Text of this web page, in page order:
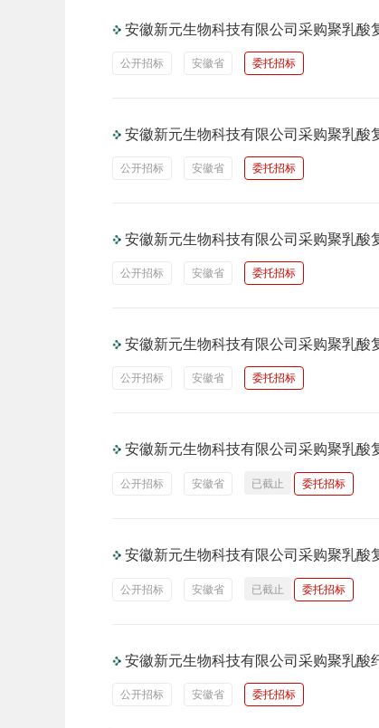
安徽新元生物科技有限公司采购聚乳
公开招标 安徽省 委托招标
安徽新元生物科技有限公司采购聚乳
公开招标 安徽省 委托招标
安徽新元生物科技有限公司采购聚乳
公开招标 安徽省 委托招标
安徽新元生物科技有限公司采购聚乳
公开招标 安徽省 委托招标
安徽新元生物科技有限公司采购聚乳
公开招标 安徽省 已截止 委托招标
安徽新元生物科技有限公司采购聚乳
公开招标 安徽省 已截止 委托招标
安徽新元生物科技有限公司采购聚乳酸
公开招标 安徽省 委托招标